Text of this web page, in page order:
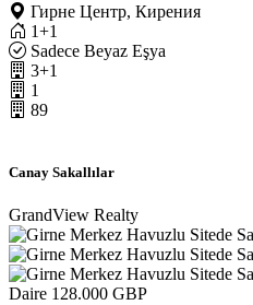
Гирне Центр, Кирения
1+1
Sadece Beyaz Eşya
3+1
1
89
Canay Sakallılar
GrandView Realty
Daire 128.000 GBP